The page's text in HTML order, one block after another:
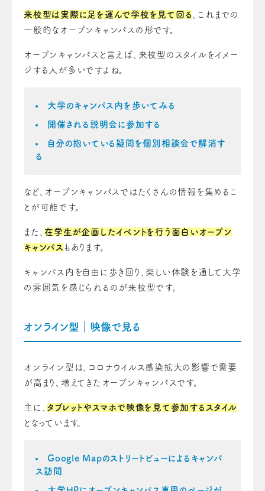
来校型は実際に足を運んで学校を見て回る
、これまでの
一般的なオープンキャンパスの形です。
オープンキャンパスと言えば、来校型のスタイルをイメー
ジする人が多いですよね。
大学のキャンパス内を歩いてみる
開催される説明会に参加する
自分の抱いている疑問を個別相談会で解消す
る
など、オープンキャンパスではたくさんの情報を集めるこ
とが可能です。
また、在学生が企画したイベントを行う面白いオープン
キャンパス もあります。
キャンパス内を自由に歩き回り、楽しい体験を通して大学
の雰囲気を感じられるのが来校型です。
オンライン型｜映像で見る
オンライン型は、コロナウイルス感染拡大の影響で需要
が高まり、増えてきたオープンキャンパスです。
主に、 タブレットやスマホで映像を見て参加するスタイル
となっています。
Google Mapのストリートビューによるキャンパ
ス訪問